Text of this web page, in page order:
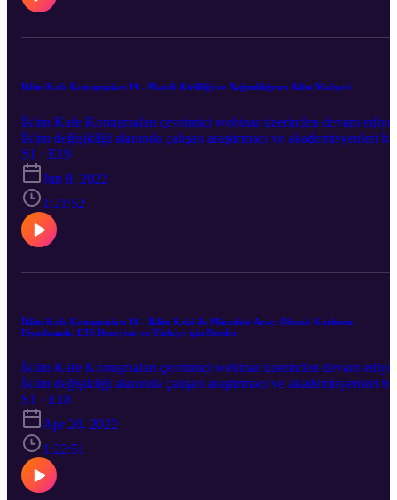
İklim Kafe Konuşmaları 19 - Plastik Kirliliği ve Bağımlılığının İklim Maliyeti
İklim Kafe Konuşmaları çevrimiçi webinar üzerinden devam
İklim değişikliği alanında çalışan araştırmacı ve akademisyenleri bir
araya getirdiğimiz İklim Kafe Konuşmaları’nın ondokuzuncusu
''Plastik Kirliliği ve Bağımlılığının İklim Maliyeti'' 11 Mayıs'ta
Şahin’in moderatörlüğünde Sedat Gündoğdu ile gerçekleşti.
S1 · E19
Jun 8, 2022
1:21:52
İklim Kafe Konuşmaları 18 - İklim Krizi ile Mücadele Aracı Olarak Karbonu
Fiyatlamak: ETS Deneyimi ve Türkiye için Dersler
İklim Kafe Konuşmaları çevrimiçi webinar üzerinden devam
İklim değişikliği alanında çalışan araştırmacı ve akademisyenleri bir
araya getirdiğimiz İklim Kafe Konuşmaları’nın onsekizincisi "İklim
Krizi ile Mücadele Aracı Olarak Karbonu Fiyatlamak: ETS
Deneyimi ve Türkiye için Dersler" 19 Nisan’da Ümit Şahin’in
moderatörlüğünde Erinç Yeldan ile gerçekleşti.
S1 · E18
Apr 20, 2022
1:22:51